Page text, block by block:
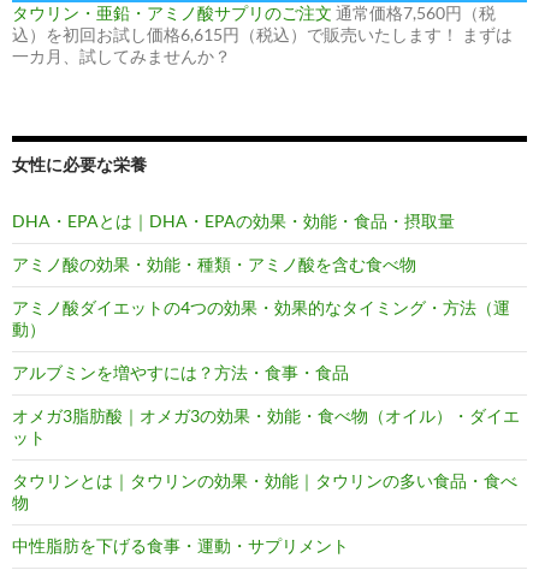
タウリン・亜鉛・アミノ酸サプリのご注文 通常価格7,560円（税
込）を初回お試し価格6,615円（税込）で販売いたします！ まずは
一カ月、試してみませんか？
女性に必要な栄養
DHA・EPAとは｜DHA・EPAの効果・効能・食品・摂取量
アミノ酸の効果・効能・種類・アミノ酸を含む食べ物
アミノ酸ダイエットの4つの効果・効果的なタイミング・方法（運
動）
アルブミンを増やすには？方法・食事・食品
オメガ3脂肪酸｜オメガ3の効果・効能・食べ物（オイル）・ダイエ
ット
タウリンとは｜タウリンの効果・効能｜タウリンの多い食品・食べ
物
中性脂肪を下げる食事・運動・サプリメント